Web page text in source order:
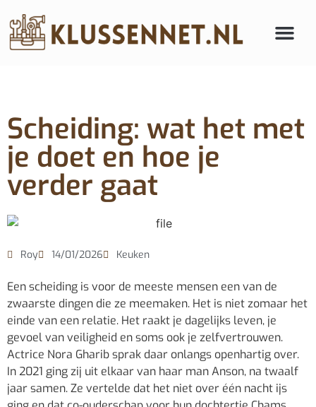
Scheiding: wat het met
je doet en hoe je
verder gaat
Roy 14/01/2026 Keuken
Een scheiding is voor de meeste mensen een van de
zwaarste dingen die ze meemaken. Het is niet zomaar het
einde van een relatie. Het raakt je dagelijks leven, je
gevoel van veiligheid en soms ook je zelfvertrouwen.
Actrice Nora Gharib sprak daar onlangs openhartig over.
In 2021 ging zij uit elkaar van haar man Anson, na twaalf
jaar samen. Ze vertelde dat het niet over één nacht ijs